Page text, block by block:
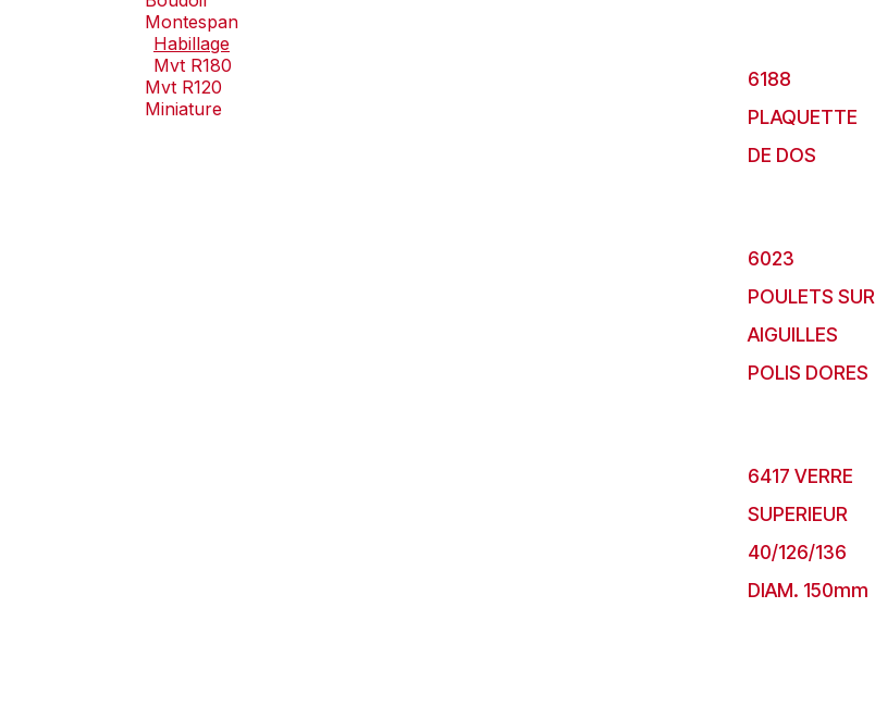
Montespan
Habillage
Mvt R180
Mvt R120
Miniature
6188
PLAQUETTE
DE DOS
6023
POULETS SUR
AIGUILLES
POLIS DORES
6417 VERRE
SUPERIEUR
40/126/136
DIAM. 150mm